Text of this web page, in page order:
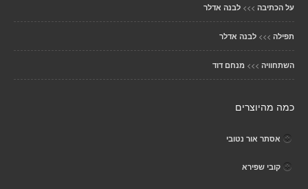
על הכתיבה >>> לבנה אדלר
תפילה >>> לבנה אדלר
השתחוויה >>> מנחם דוד
כמה מהיוצרים
אסתר אור נטובי
קובי שפירא